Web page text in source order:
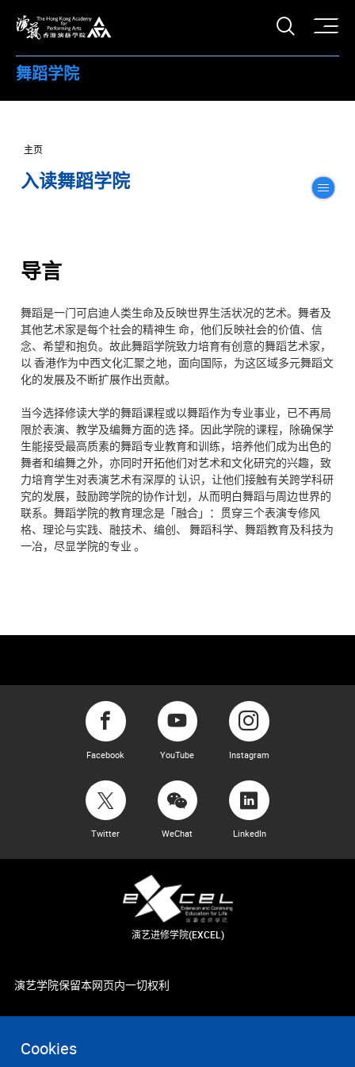
打开
舞蹈学院
Cookies
主页
入读舞蹈学院
导言
舞蹈是一门可启迪人类生命及反映世界生活状况的艺术。舞者及
其他艺术家是每个社会的精神生 命，他们反映社会的价值、信
念、希望和抱负。故此舞蹈学院致力培育有创意的舞蹈艺术家，
以 香港作为中西文化汇聚之地，面向国际，为这区域多元舞蹈文
化的发展及不断扩展作出贡献。
当今选择修读大学的舞蹈课程或以舞蹈作为专业事业，已不再局
限於表演、教学及编舞方面的选 择。因此学院的课程，除确保学
生能接受最高质素的舞蹈专业教育和训练，培养他们成为出色的
舞者和编舞之外，亦同时开拓他们对艺术和文化研究的兴趣，致
力培育学生对表演艺术有深厚的 认识，让他们接触有关跨学科研
究的发展，鼓励跨学院的协作计划，从而明白舞蹈与周边世界的
联系。舞蹈学院的教育理念是「融合」：贯穿三个表演专修风
格、理论与实践、融技术、编创、 舞蹈科学、舞蹈教育及科技为
一冶，尽显学院的专业 。
Facebook YouTube Instagram
Twitter WeChat LinkedIn
演艺进修学院(EXCEL)
演艺学院保留本网页内一切权利